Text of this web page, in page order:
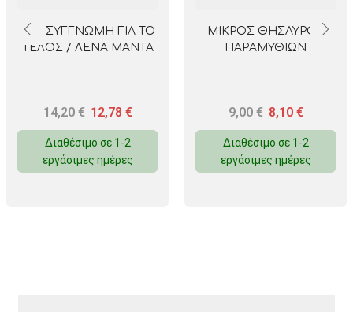
ΜΙΑ ΣΥΓΓΝΩΜΗ ΓΙΑ ΤΟ
ΤΕΛΟΣ / ΛΕΝΑ ΜΑΝΤΑ
14,20€ 12,78 €
Διαθέσιμο σε 1-2
εργάσιμες ημέρες
ΜΙΚΡΟΣ ΘΗΣΑΥΡΟΣ
ΠΑΡΑΜΥΘΙΩΝ
9,00€ 8,10 €
Διαθέσιμο σε 1-2
εργάσιμες ημέρες